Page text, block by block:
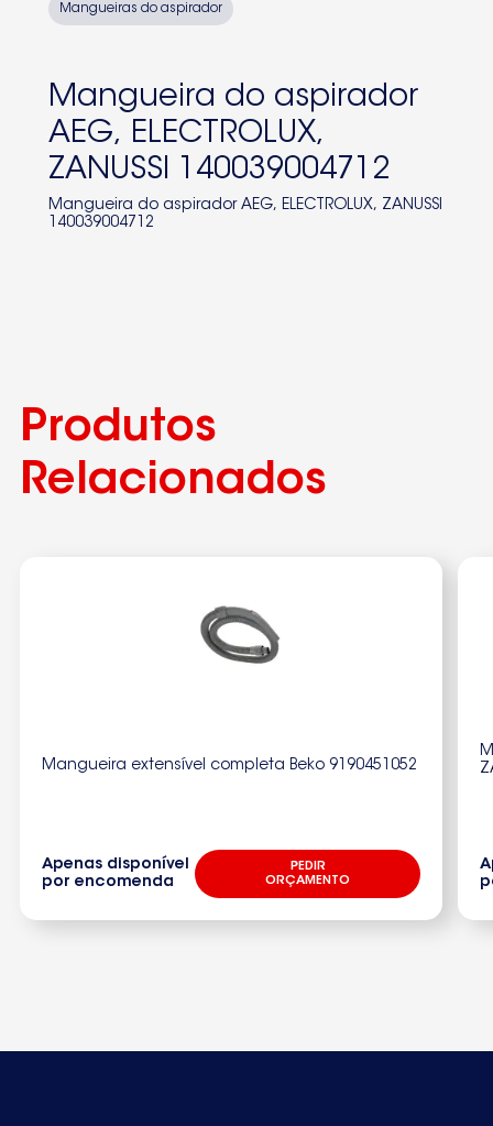
Mangueiras do aspirador
Mangueira do aspirador
AEG, ELECTROLUX,
ZANUSSI 140039004712
Mangueira do aspirador AEG, ELECTROLUX, ZANUSSI
140039004712
Produtos
Relacionados
Mangueira extensível completa Beko 9190451052
Apenas disponível
por encomenda
PEDIR
ORÇAMENTO